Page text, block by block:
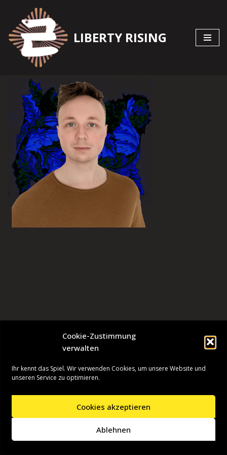
Cookie-Zustimmung
verwalten
Ihr kennt das Spiel. Wir verwenden Cookies, um unsere Website und
unseren Service zu optimieren.
Cookies akzeptieren
Ablehnen
Zum
Inhalt
springen
LIBERTY RISING
| Präsentiert vonWordPress
Presseinformationen